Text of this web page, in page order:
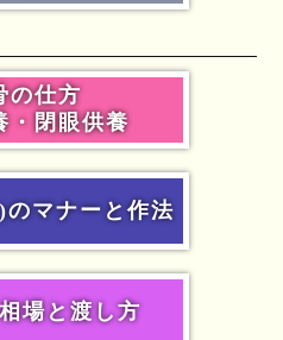
の仕方
・閉眼供養
マナーと作法
場と渡し方